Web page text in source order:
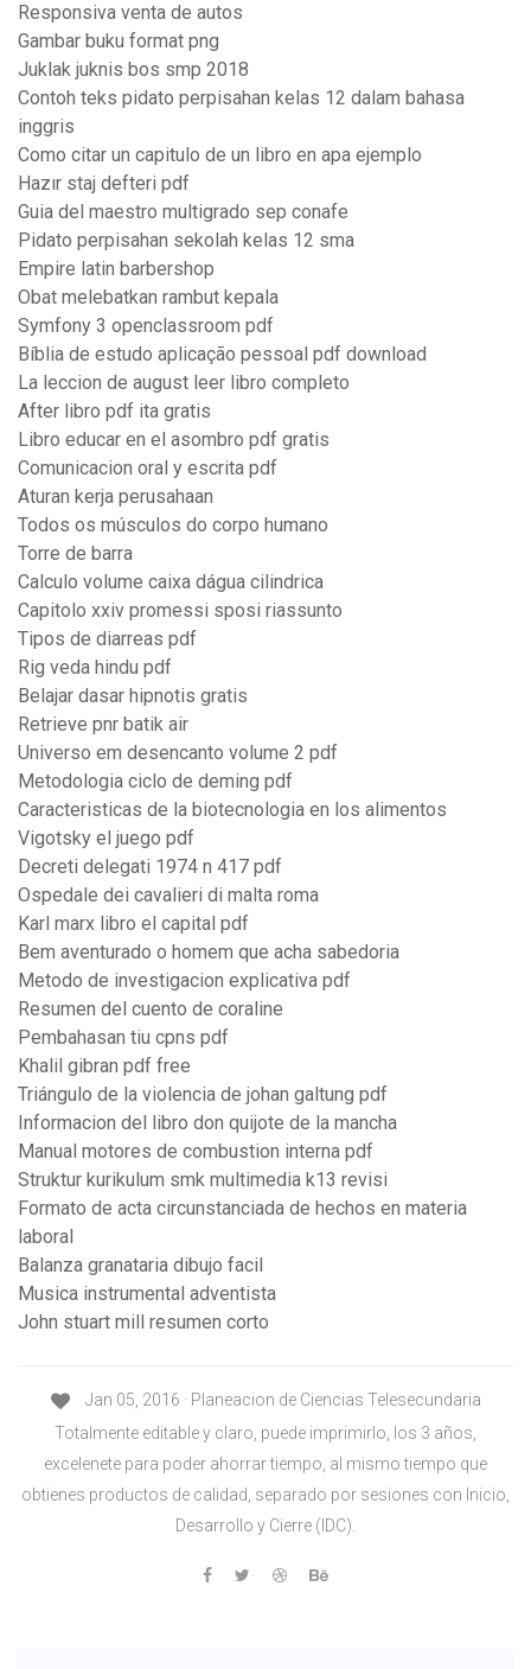
Responsiva venta de autos
Gambar buku format png
Juklak juknis bos smp 2018
Contoh teks pidato perpisahan kelas 12 dalam bahasa
inggris
Como citar un capitulo de un libro en apa ejemplo
Hazır staj defteri pdf
Guia del maestro multigrado sep conafe
Pidato perpisahan sekolah kelas 12 sma
Empire latin barbershop
Obat melebatkan rambut kepala
Symfony 3 openclassroom pdf
Bíblia de estudo aplicação pessoal pdf download
La leccion de august leer libro completo
After libro pdf ita gratis
Libro educar en el asombro pdf gratis
Comunicacion oral y escrita pdf
Aturan kerja perusahaan
Todos os músculos do corpo humano
Torre de barra
Calculo volume caixa dágua cilindrica
Capitolo xxiv promessi sposi riassunto
Tipos de diarreas pdf
Rig veda hindu pdf
Belajar dasar hipnotis gratis
Retrieve pnr batik air
Universo em desencanto volume 2 pdf
Metodologia ciclo de deming pdf
Caracteristicas de la biotecnologia en los alimentos
Vigotsky el juego pdf
Decreti delegati 1974 n 417 pdf
Ospedale dei cavalieri di malta roma
Karl marx libro el capital pdf
Bem aventurado o homem que acha sabedoria
Metodo de investigacion explicativa pdf
Resumen del cuento de coraline
Pembahasan tiu cpns pdf
Khalil gibran pdf free
Triángulo de la violencia de johan galtung pdf
Informacion del libro don quijote de la mancha
Manual motores de combustion interna pdf
Struktur kurikulum smk multimedia k13 revisi
Formato de acta circunstanciada de hechos en materia
laboral
Balanza granataria dibujo facil
Musica instrumental adventista
John stuart mill resumen corto
Jan 05, 2016 · Planeacion de Ciencias Telesecundaria
Totalmente editable y claro, puede imprimirlo, los 3 años,
excelenete para poder ahorrar tiempo, al mismo tiempo que
obtienes productos de calidad, separado por sesiones con Inicio,
Desarrollo y Cierre (IDC).